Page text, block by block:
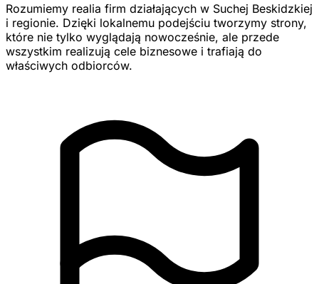
Rozumiemy realia firm działających w Suchej Beskidzkiej
i regionie. Dzięki lokalnemu podejściu tworzymy strony,
które nie tylko wyglądają nowocześnie, ale przede
wszystkim realizują cele biznesowe i trafiają do
właściwych odbiorców.